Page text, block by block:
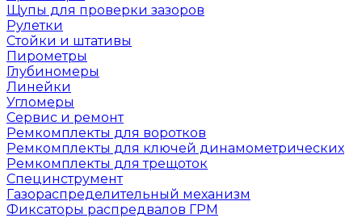
Щупы для проверки зазоров
Рулетки
Стойки и штативы
Пирометры
Глубиномеры
Линейки
Угломеры
Сервис и ремонт
Ремкомплекты для воротков
Ремкомплекты для ключей динамометрических
Ремкомплекты для трещоток
Специнструмент
Газораспределительный механизм
Фиксаторы распредвалов ГРМ